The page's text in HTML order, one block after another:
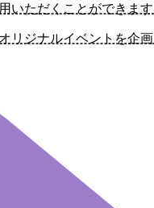
いただくことができます
リジナルイベントを企